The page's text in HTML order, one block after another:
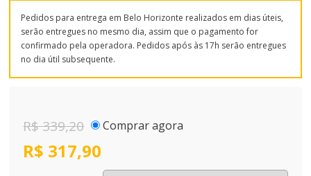
Pedidos para entrega em Belo Horizonte realizados em dias úteis,
serão entregues no mesmo dia, assim que o pagamento for
confirmado pela operadora. Pedidos após às 17h serão entregues
no dia útil subsequente.
Comprar agora
R$ 339,20
R$ 317,90